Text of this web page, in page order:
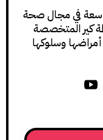
في مجال صحة
كير المتخصصة
وسلوكها